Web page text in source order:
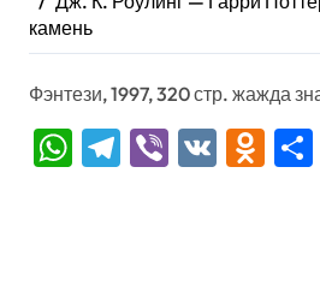
камень
Фэнтези, 1997, 320 стр. жажда
WhatsApp
Telegram
Viber
VK